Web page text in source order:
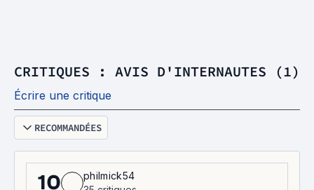
CRITIQUES : AVIS D'INTERNAUTES (1)
Écrire une critique
RECOMMANDÉES
10
philmick54